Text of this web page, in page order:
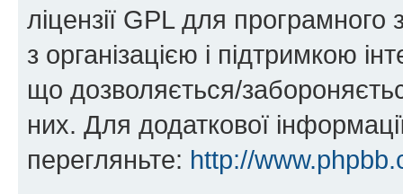
ліцензії GPL для
з організацією і підтримкою
що дозволяється/
них. Для додаткової
перегляньте: http://